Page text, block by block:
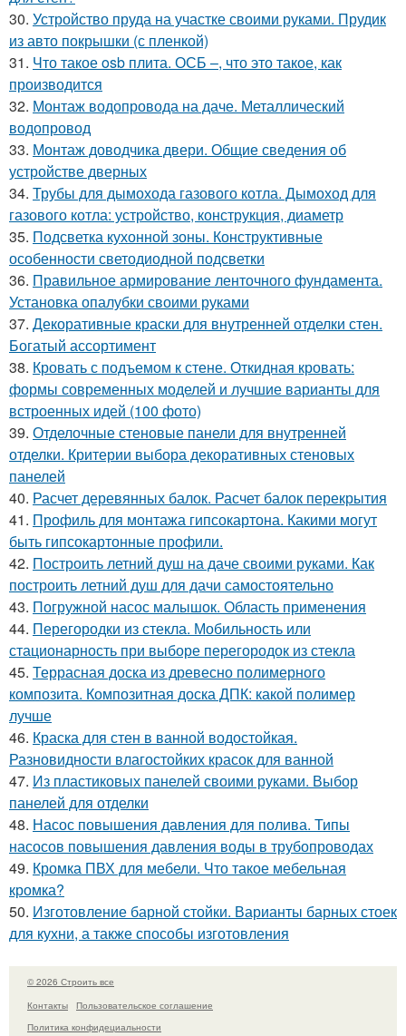
30. Устройство пруда на участке своими руками. Прудик
из авто покрышки (с пленкой)
31. Что такое osb плита. ОСБ –, что это такое, как
производится
32. Монтаж водопровода на даче. Металлический
водопровод
33. Монтаж доводчика двери. Общие сведения об
устройстве дверных
34. Трубы для дымохода газового котла. Дымоход для
газового котла: устройство, конструкция, диаметр
35. Подсветка кухонной зоны. Конструктивные
особенности светодиодной подсветки
36. Правильное армирование ленточного фундамента.
Установка опалубки своими руками
37. Декоративные краски для внутренней отделки стен.
Богатый ассортимент
38. Кровать с подъемом к стене. Откидная кровать:
формы современных моделей и лучшие варианты для
встроенных идей (100 фото)
39. Отделочные стеновые панели для внутренней
отделки. Критерии выбора декоративных стеновых
панелей
40. Расчет деревянных балок. Расчет балок перекрытия
41. Профиль для монтажа гипсокартона. Какими могут
быть гипсокартонные профили.
42. Построить летний душ на даче своими руками. Как
построить летний душ для дачи самостоятельно
43. Погружной насос малышок. Область применения
44. Перегородки из стекла. Мобильность или
стационарность при выборе перегородок из стекла
45. Террасная доска из древесно полимерного
композита. Композитная доска ДПК: какой полимер
лучше
46. Краска для стен в ванной водостойкая.
Разновидности влагостойких красок для ванной
47. Из пластиковых панелей своими руками. Выбор
панелей для отделки
48. Насос повышения давления для полива. Типы
насосов повышения давления воды в трубопроводах
49. Кромка ПВХ для мебели. Что такое мебельная
кромка?
50. Изготовление барной стойки. Варианты барных стоек
для кухни, а также способы изготовления
© 2026 Строить все
Контакты
Пользовательское соглашение
Политика конфидециальности